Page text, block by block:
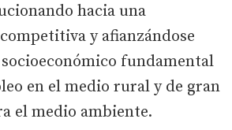
hacia una
y afianzándose
fundamental
en el medio rural y de gran
el medio ambiente.